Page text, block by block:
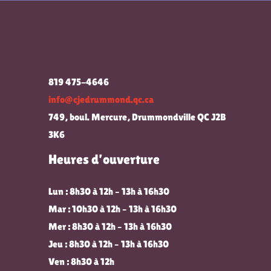
819 475-4646
info@cjedrummond.qc.ca
749, boul. Mercure, Drummondville QC J2B
3K6
Heures d’ouverture
Lun : 8h30 à 12h – 13h à 16h30
Mar : 10h30 à 12h – 13h à 16h30
Mer : 8h30 à 12h – 13h à 16h30
Jeu : 8h30 à 12h – 13h à 16h30
Ven : 8h30 à 12h